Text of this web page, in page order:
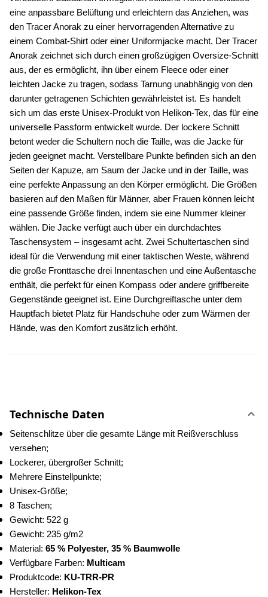
eine anpassbare Belüftung und erleichtern das Anziehen, was
den Tracer Anorak zu einer hervorragenden Alternative zu
einem Combat-Shirt oder einer Uniformjacke macht. Der Tracer
Anorak zeichnet sich durch einen großzügigen Oversize-Schnitt
aus, der es ermöglicht, ihn über einem Fleece oder einer
leichten Jacke zu tragen, sodass Tarnung unabhängig von den
darunter getragenen Schichten gewährleistet ist. Es handelt
sich um das erste Unisex-Produkt von Helikon-Tex, das für eine
universelle Passform entwickelt wurde. Der lockere Schnitt
betont weder die Schultern noch die Taille, was die Jacke für
jeden geeignet macht. Verstellbare Punkte befinden sich an den
Seiten der Kapuze, am Saum der Jacke und in der Taille, was
eine perfekte Anpassung an den Körper ermöglicht. Die Größen
basieren auf den Maßen für Männer, aber Frauen können leicht
eine passende Größe finden, indem sie eine Nummer kleiner
wählen. Die Jacke verfügt auch über ein durchdachtes
Taschensystem – insgesamt acht. Zwei Schultertaschen sind
ideal für die Verwendung mit einer taktischen Weste, während
die große Fronttasche drei Innentaschen und eine Außentasche
enthält, die perfekt für einen Kompass oder andere griffbereite
Gegenstände geeignet ist. Eine Durchgreiftasche unter dem
Hauptfach bietet Platz für Handschuhe oder zum Wärmen der
Hände, was den Komfort zusätzlich erhöht.
Technische Daten
Seitenschlitze über die gesamte Länge mit Reißverschluss
versehen;
Lockerer, übergroßer Schnitt;
Mehrere Einstellpunkte;
Unisex-Größe;
8 Taschen;
Gewicht: 522 g
Gewicht: 235 g/m2
Material: 65 % Polyester, 35 % Baumwolle
Verfügbare Farben: Multicam
Produktcode: KU-TRR-PR
Hersteller: Helikon-Tex